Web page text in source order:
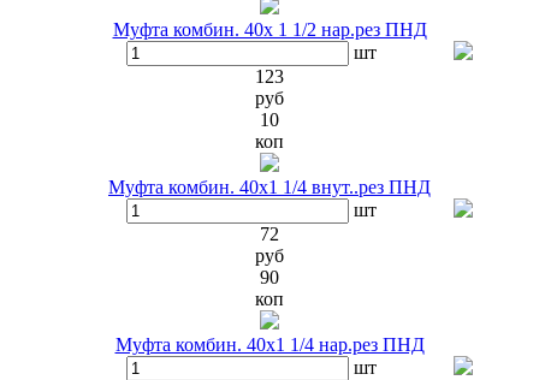
Муфта комбин. 40х 1 1/2 нар.рез ПНД
шт
123
руб
10
коп
Муфта комбин. 40х1 1/4 внут..рез ПНД
шт
72
руб
90
коп
Муфта комбин. 40х1 1/4 нар.рез ПНД
шт